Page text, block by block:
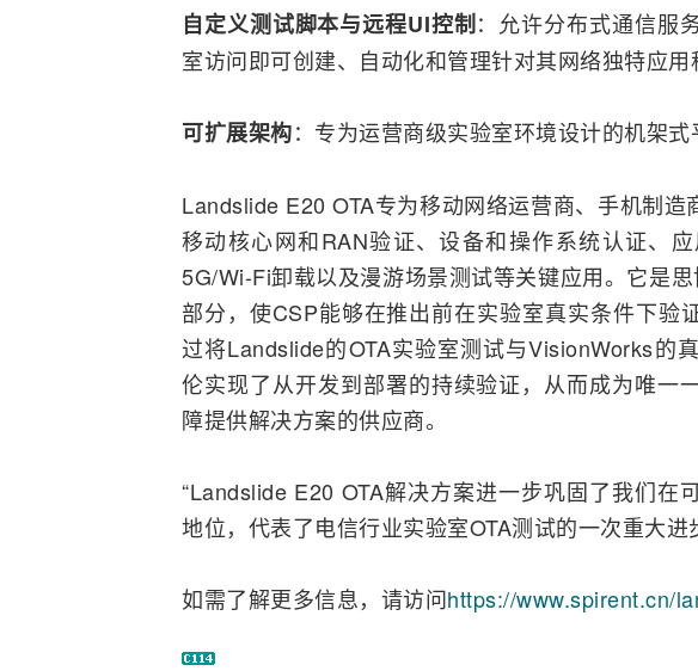
自定义测试脚本与远程UI控制：允许分布式通信服
室访问即可创建、自动化和管理针对其网络独特应
可扩展架构：专为运营商级实验室环境设计的机架式
Landslide E20 OTA专为移动网络运营商、手机制
移动核心网和RAN验证、设备和操作系统认证、
5G/Wi-Fi卸载以及漫游场景测试等关键应用。它是
部分，使CSP能够在推出前在实验室真实条件下验
过将Landslide的OTA实验室测试与VisionWorks的
伦实现了从开发到部署的持续验证，从而成为唯一
障提供解决方案的供应商。
“Landslide E20 OTA解决方案进一步巩固了我们在
地位，代表了电信行业实验室OTA测试的一次重大进
如需了解更多信息，请访问https://www.spirent.cn/